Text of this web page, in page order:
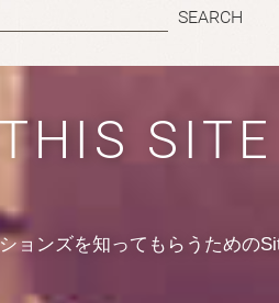
SITE
ョンズを知ってもらうための